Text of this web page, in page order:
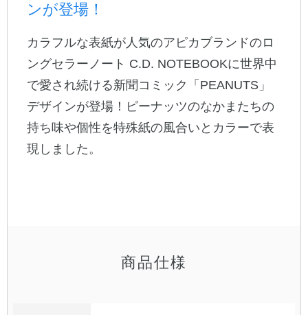
日本ノート
ンが登場！
カラフルな表紙が人気のアピカブランドのロ
ングセラーノート C.D. NOTEBOOKに世界中
で愛され続ける新聞コミック「PEANUTS」
デザインが登場！ピーナッツのなかまたちの
持ち味や個性を特殊紙の風合いとカラーで表
現しました。
商品仕様